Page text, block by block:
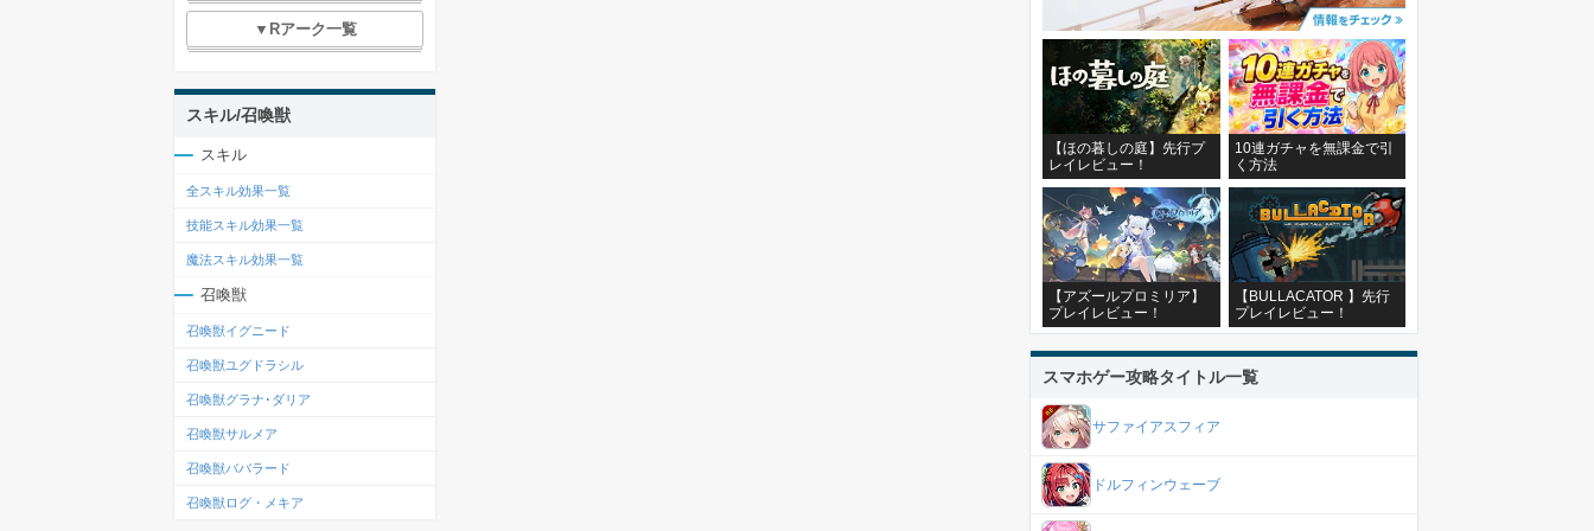
▼Rアーク一覧
スキル/召喚獣
スキル
全スキル効果一覧
技能スキル効果一覧
魔法スキル効果一覧
召喚獣
召喚獣イグニード
召喚獣ユグドラシル
召喚獣グラナ･ダリア
召喚獣サルメア
召喚獣ババラード
召喚獣ログ・メキア
【ほの暮しの庭】先行プ
レイレビュー！
10連ガチャを無課金で引
く方法
【アズールプロミリア】
プレイレビュー！
【BULLACATOR 】先行
プレイレビュー！
スマホゲー攻略タイトル一覧
サファイアスフィア
ドルフィンウェーブ